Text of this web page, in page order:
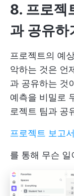
8. 프로젝
과 공유하
프로젝트의 예
악하는 것은 언
과 공유하는 것
예측을 비밀로
로젝트 팀과 공
프로젝트 보고서
를 통해 무슨